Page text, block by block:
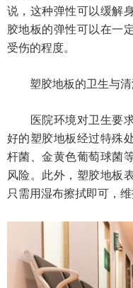
说，这种弹性可以缓解
胶地板的弹性可以在一
受伤的程度。
塑胶地板的卫生与清
医院环境对卫生要求
好的塑胶地板经过特殊
杆菌、金黄色葡萄球菌
风险。此外，塑胶地板
只需用湿布擦拭即可，